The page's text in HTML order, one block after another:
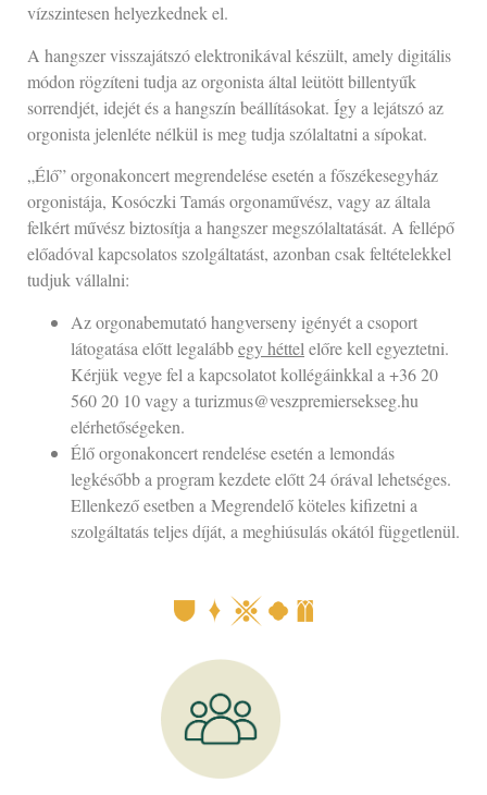
vízszintesen helyezkednek el.
A hangszer visszajátszó elektronikával készült, amely digitális
módon rögzíteni tudja az orgonista által leütött billentyűk
sorrendjét, idejét és a hangszín beállításokat. Így a lejátszó az
orgonista jelenléte nélkül is meg tudja szólaltatni a sípokat.
„Élő” orgonakoncert megrendelése esetén a főszékesegyház
orgonistája, Kosóczki Tamás orgonaművész, vagy az általa
felkért művész biztosítja a hangszer megszólaltatását. A fellépő
előadóval kapcsolatos szolgáltatást, azonban csak feltételekkel
tudjuk vállalni:
Az orgonabemutató hangverseny igényét a csoport
látogatása előtt legalábbegy héttel előre kell egyeztetni.
Kérjük vegye fel a kapcsolatot kollégáinkkal a +36 20
560 20 10 vagy a turizmus@veszpremiersekseg.hu
elérhetőségeken.
Élő orgonakoncert rendelése esetén a lemondás
legkésőbb a program kezdete előtt 24 órával lehetséges.
Ellenkező esetben a Megrendelő köteles kifizetni a
szolgáltatás teljes díját, a meghiúsulás okától függetlenül.